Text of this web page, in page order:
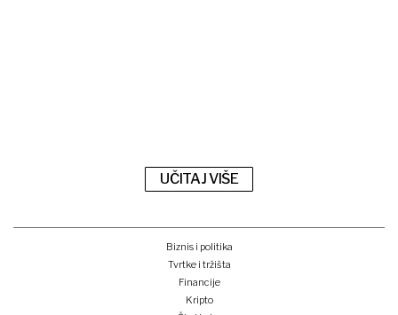
UČITAJ VIŠE
Biznis i politika
Tvrtke i tržišta
Financije
Kripto